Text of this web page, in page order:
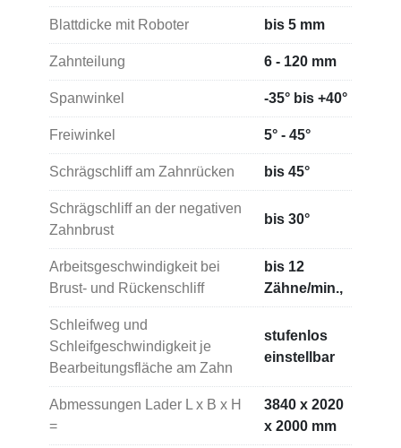
Blattdicke mit Roboter bis 5 mm
Zahnteilung 6 - 120 mm
Spanwinkel -35° bis +40°
Freiwinkel 5° - 45°
Schrägschliff am Zahnrücken bis 45°
Schrägschliff an der negativen
Zahnbrust
bis 30°
Arbeitsgeschwindigkeit bei
Brust- und Rückenschliff
bis 12
Zähne/min.,
Schleifweg und
Schleifgeschwindigkeit je
Bearbeitungsfläche am Zahn
stufenlos
einstellbar
Abmessungen Lader L x B x H
=
3840 x 2020
x 2000 mm